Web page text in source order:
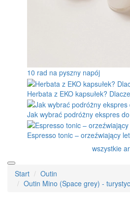
10 rad na pyszny napój
Herbata z EKO kapsułek?
Jak wybrać podróżny ekspres
Espresso tonic – orzeźwiający
wszystkie
Start
Outin
Outin Mino (Space grey) -